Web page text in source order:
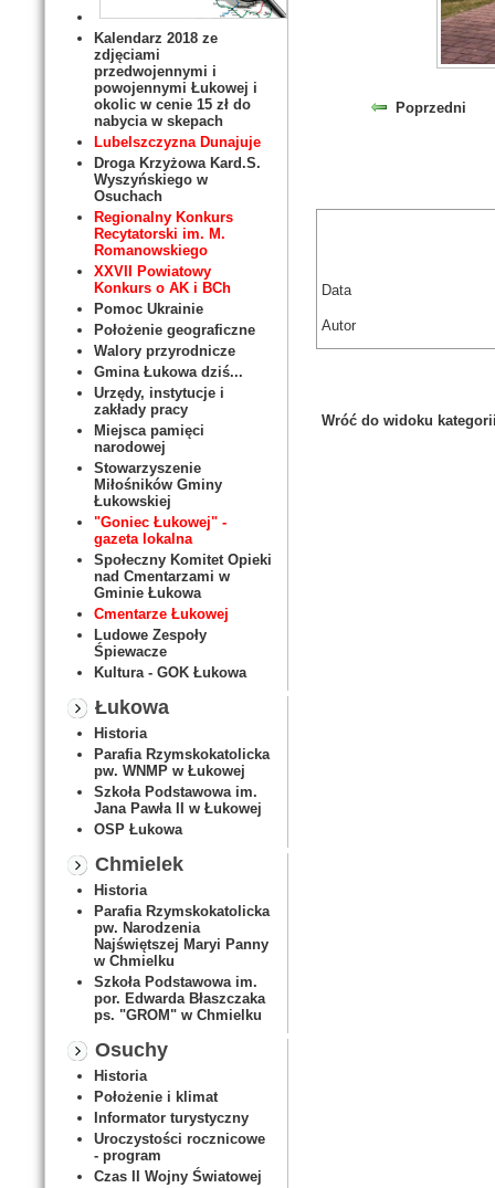
Kalendarz 2018 ze
zdjęciami
przedwojennymi i
powojennymi Łukowej i
okolic w cenie 15 zł do
nabycia w skepach
Lubelszczyzna Dunajuje
Droga Krzyżowa Kard.S.
Wyszyńskiego w
Osuchach
Regionalny Konkurs
Recytatorski im. M.
Romanowskiego
XXVII Powiatowy
Konkurs o AK i BCh
Pomoc Ukrainie
Położenie geograficzne
Walory przyrodnicze
Gmina Łukowa dziś...
Urzędy, instytucje i
zakłady pracy
Miejsca pamięci
narodowej
Stowarzyszenie
Miłośników Gminy
Łukowskiej
"Goniec Łukowej" -
gazeta lokalna
Społeczny Komitet Opieki
nad Cmentarzami w
Gminie Łukowa
Cmentarze Łukowej
Ludowe Zespoły
Śpiewacze
Kultura - GOK Łukowa
Łukowa
Historia
Parafia Rzymskokatolicka
pw. WNMP w Łukowej
Szkoła Podstawowa im.
Jana Pawła II w Łukowej
OSP Łukowa
Chmielek
Historia
Parafia Rzymskokatolicka
pw. Narodzenia
Najświętszej Maryi Panny
w Chmielku
Szkoła Podstawowa im.
por. Edwarda Błaszczaka
ps. "GROM" w Chmielku
Osuchy
Historia
Położenie i klimat
Informator turystyczny
Uroczystości rocznicowe
- program
Czas II Wojny Światowej
Poprzedni
Data
Autor
Wróć do widoku